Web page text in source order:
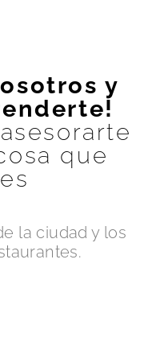
y
que
la ciudad y los